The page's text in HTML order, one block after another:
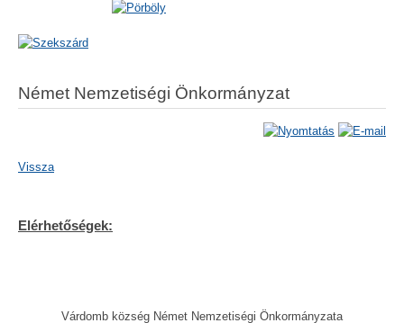
Német Nemzetiségi Önkormányzat
Vissza
Elérhetőségek:
Várdomb község Német Nemzetiségi Önkormányzata